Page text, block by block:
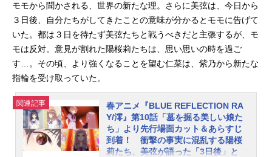
的な事実も……。第9話「彼女の言っ
たこと」あらすじ聖イネス学園に一
人乗り込んだモモは、美弦と対峙す
る。出迎えた美弦は、モモが言葉に
できずにいた違和感の正体を、次々
過去、そして世界の新たな理…。美
弦の口から聞かされる真実は、どれ
もモモの想像を超えるものだった。
さらに美弦は、混乱するモモに衝撃
の事実を突きつける…。TVアニメ
モモから聞かされる、世界の新たな理。さらに美弦は、今日から
３日後、自分たちがしてきたことの意味が分かるとモモに告げて
いた。都は３日を待たず美弦たちと戦うべきだと主張するが、モ
モは反対。意見が割れた陽桜莉たちは、思い思いの時を過ご
す…。その頃、より強くなることを望む仁菜は、紫乃から新たな
指輪を受け取っていた。
関連記事
春アニメ『BLUE REFLECTION RA
Y/澪』第10話「墓を掘る美しい娘た
ち」より先行場面カット＆あらすじ
到着！ 衝撃の事実に混乱する陽桜
莉たち、美弦が語った「3日後」と